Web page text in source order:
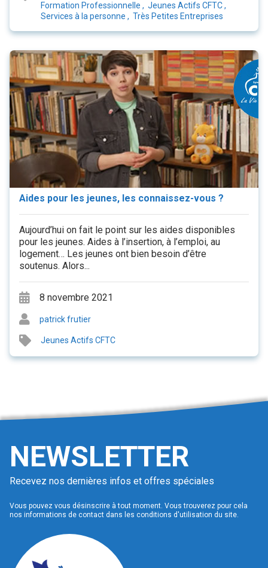
Formation Professionnelle , Jeunes Actifs CFTC,
Services à la personne , Très Petites Entreprises
Aides pour les jeunes, les connaissez-vous ?
Aujourd’hui on fait le point sur les aides disponibles
pour les jeunes. Aides à l’insertion, à l’emploi, au
logement… Les jeunes ont bien besoin d’être
soutenus. Alors...
8 novembre 2021
patrick frutier
Jeunes Actifs CFTC
NEWSLETTER
Recevez nos dernières infos et offres spéciales
Vous pouvez vous désinscrire à tout moment. Vous trouverez pour cela
nos informations de contact dans les conditions d'utilisation du site.